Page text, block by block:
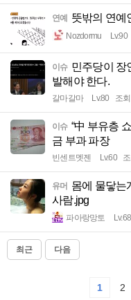
연예 뜻밖의 연예
Nozdormu Lv.90
이슈 민주당이 장
발해야 한다.
갈마갈마 Lv.80 조
이슈 “中 부유층
금 부과 파장
빈센트멧젠 Lv.60
유머 몸에 물닿는
사람.jpg
파아랑망토 Lv.68
최근 다음
1 2